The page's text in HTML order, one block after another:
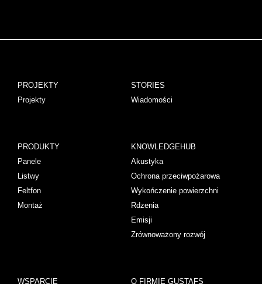
PROJEKTY
Projekty
STORIES
Wiadomości
PRODUKTY
Panele
Listwy
Feltfon
Montaż
KNOWLEDGEHUB
Akustyka
Ochrona przeciwpożarowa
Wykończenie powierzchni
Rdzenia
Emisji
Zrównoważony rozwój
WSPARCIE O FIRMIE GUSTAFS